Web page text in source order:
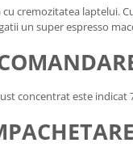
cremozitatea laptelui.
un super espresso
concentrat este indicat